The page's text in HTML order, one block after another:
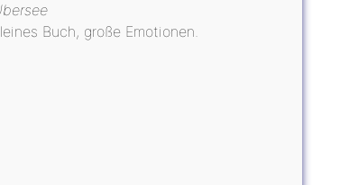
Buch, große Emotionen.